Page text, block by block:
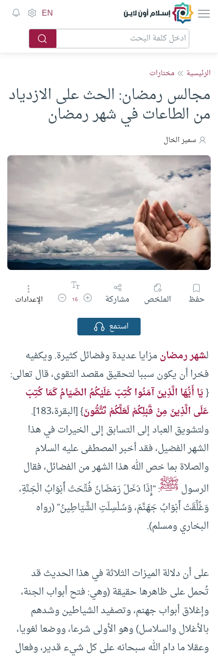
إسلام أون لاين EN
الرئيسية مختارات
مجالس رمضان: الحث على الازدياد
من الطاعات في شهر رمضان
سمير الخال
حفظ الملخص مشاركة زيادة حجم الخط
16 تقليل حجم الخط
الإعدادات
استمع
لشهر رمضانمزايا عديدة وفضائل كثيرة. ويكفيه
فخرا أن يكون سببا لتحقيق مقصد التقوى، قال تعالى:
{يَا أَيُّهَا الَّذِينَ آمَنُوا كُتِبَ عَلَيْكُمُ الصِّيَامُ كَمَا كُتِبَ
عَلَى الَّذِينَ مِنْ قَبْلِكُمْ لَعَلَّكُمْ تَتَّقُونَ
} [البقرة،183].
ولتشويق العباد إلى التسابق إلى الخيرات في هذا
الشهر الفضيل، فقد أخبر المصطفى عليه السلام
والصلاة بما خص الله هذا الشهر من الفضائل، فقال
الرسولﷺ: “إِذَا دَخَلَ رَمَضَانُ فُتِّحَتْ أَبْوَابُ الْجَنَّةِ،
وَغُلِّقَتْ أَبْوَابُ جَهَنَّمَ، وَسُلْسِلَتِ الشَّيَاطِينُ” (رواه
البخاري ومسلم).
على أن دلالة الميزات الثلاثة في هذا الحديث قد
تُحمل على ظاهرها حقيقة (وهي: فتح أبواب الجنة،
وإغلاق أبواب جهنم، وتصفيد الشياطين وشدهم
بالأغلال والسلاسل) وهو الأولى شرعا، ووضعا لغويا،
وعقلا ما دام الله سبحانه على كل شيء قدير، وفعال